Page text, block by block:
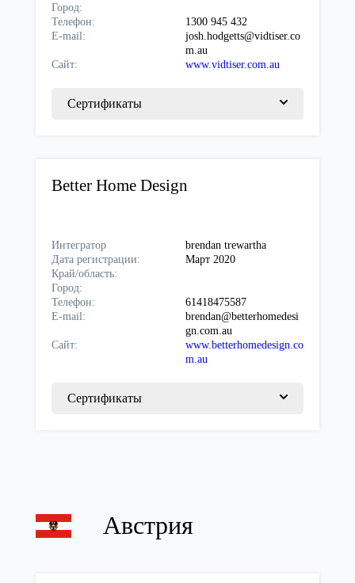
Город:
Телефон:
1300 945 432
E-mail:
josh.hodgetts@vidtiser.co
m.au
Сайт:
www.vidtiser.com.au
Сертификаты
Better Home Design
Интегратор
brendan trewartha
Дата регистрации:
Март 2020
Край/область:
Город:
Телефон:
61418475587
E-mail:
brendan@betterhomedesi
gn.com.au
Сайт:
www.betterhomedesign.co
m.au
Сертификаты
Австрия